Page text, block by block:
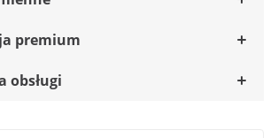
premium
obsługi